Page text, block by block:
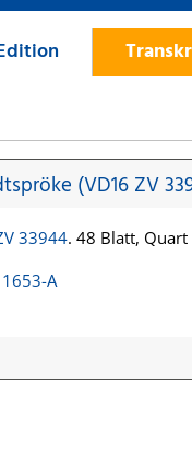
(VD16 ZV
33944. 48 Blatt, Quart
1653-A